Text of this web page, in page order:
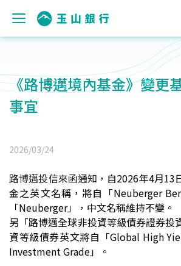
《路博邁境內基金》變更
事宜
2026/03/24
路博邁投信來函通知， 自2026年4月13
金之英文名稱，將自「Neuberger
「Neuberger」，中文名稱維持不變。
另「路博邁全球非投資等級債券證券投
資等級債券英文將自「Global High
Investment Grade」。